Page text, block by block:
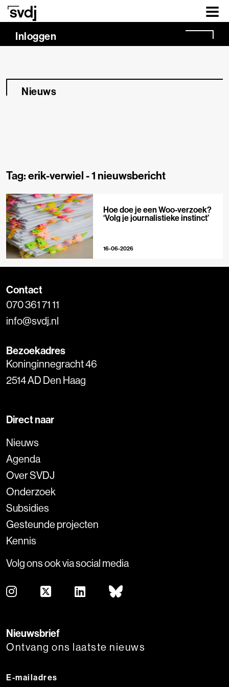
Naar hoofdinhoud
Inloggen
Nieuws
Tag: erik-verwiel -1 nieuwsbericht
Hoe doe je een Woo-verzoek?
‘Volg je journalistieke instinct’
16-06-2026
Contact
070 361 71 11
info@svdj.nl
Bezoekadres
Koninginnegracht 46
2514 AD Den Haag
Direct naar
Nieuws
Agenda
Over SVDJ
Onderzoek
Subsidies
Gesteunde projecten
Kennis
Volg ons ook via social media
Nieuwsbrief
Ontvang ons laatste nieuws
E-mailadres